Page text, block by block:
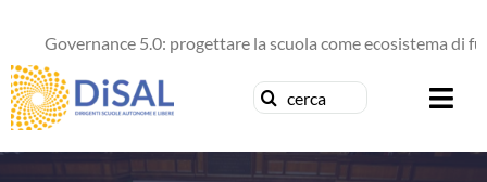
contenuto
Governance 5.0: progettare la scuola come ecosistema di futuro
Cerca